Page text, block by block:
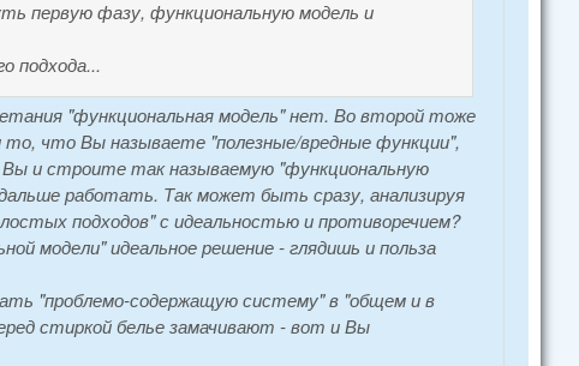
первую фазу, функциональную модель и
подхода...
"функциональная модель" нет. Во второй тоже
что Вы называете "полезные/вредные функции",
и строите так называемую "функциональную
работать. Так может быть сразу, анализируя
подходов" с идеальностью и противоречием?
модели" идеальное решение - глядишь и польза
"проблемо-содержащую систему" в "общем и в
стиркой белье замачивают - вот и Вы